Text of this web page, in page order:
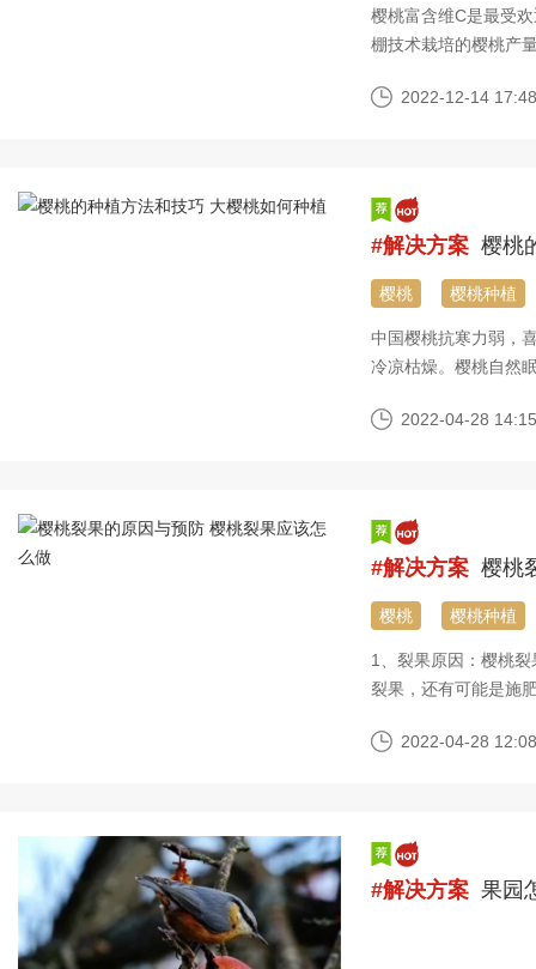
樱桃富含维C是最受
棚技术栽培的樱桃产
2022-12-14
#解决方案 樱桃
樱桃 樱桃种植
中国樱桃抗寒力弱，
冷凉枯燥。樱桃自然
遇“倒春寒”（霜或雪
2022-04-28
#解决方案 樱桃
樱桃 樱桃种植
1、裂果原因：樱桃
裂果，还有可能是施
2022-04-28
#解决方案 果园